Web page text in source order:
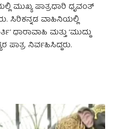
ಮುಖ್ಯ ಪಾತ್ರಧಾರಿ ಧೃವಂತ್
ಸಿರಿಕನ್ನಡ ವಾಹಿನಿಯಲ್ಲಿ
ಧಾರಾವಾಹಿ ಮತ್ತು ‘ಮುದ್ದು
ಪಾತ್ರ ನಿರ್ವಹಿಸಿದ್ದರು.